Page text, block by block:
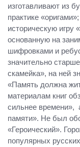
изготавливают из
практике
историческую игру
основанную на
шифровками и
значительно
скамейка», на ней
«Память должна
материалам книг
сильнее времени»,
памяти». Не был
«Героический».
популярных